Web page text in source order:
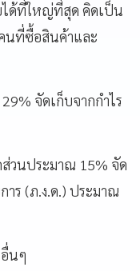
ได้ที่ใหญ่ที่สุด คิดเป็น
นที่ซื้อสินค้าและ
จัดเก็บจากกำไร
วนประมาณ 15% จัด
าร (ภ.ง.ด.) ประมาณ
นๆ